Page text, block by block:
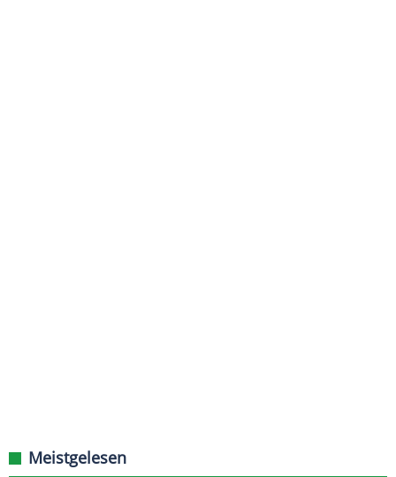
Meistgelesen